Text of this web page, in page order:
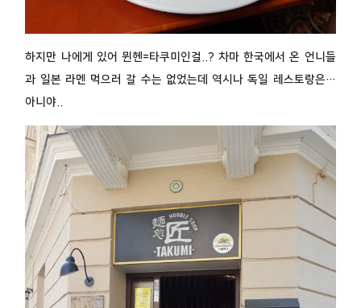
하지만 나에게 있어 뮌헨=타쿠미인걸..? 차마 한국에서 온 언니들
과 일본 라멘 먹으러 갈 수는 없었는데 역시나 독일 레스토랑은…
아니야..